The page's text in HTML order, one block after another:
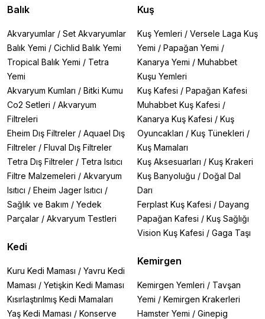
Balık
Akvaryumlar / Set Akvaryumlar
Balık Yemi / Cichlid Balık Yemi
Tropical Balık Yemi / Tetra
Yemi
Akvaryum Kumları / Bitki Kumu
Co2 Setleri / Akvaryum
Filtreleri
Eheim Dış Filtreler / Aquael Dış
Filtreler / Fluval Dış Filtreler
Tetra Dış Filtreler / Tetra Isıtıcı
Filtre Malzemeleri / Akvaryum
Isıtıcı / Eheim Jager Isıtıcı /
Sağlık ve Bakım / Yedek
Parçalar / Akvaryum Testleri
Kedi
Kuru Kedi Maması / Yavru Kedi
Maması / Yetişkin Kedi Maması
Kısırlaştırılmış Kedi Mamaları
Yaş Kedi Maması / Konserve
Kuş
Kuş Yemleri / Versele Laga Kuş
Yemi / Papağan Yemi /
Kanarya Yemi / Muhabbet
Kuşu Yemleri
Kuş Kafesi / Papağan Kafesi
Muhabbet Kuş Kafesi /
Kanarya Kuş Kafesi / Kuş
Oyuncakları / Kuş Tünekleri /
Kuş Mamaları
Kuş Aksesuarları / Kuş Krakeri
Kuş Banyoluğu / Doğal Dal
Darı
Ferplast Kuş Kafesi / Dayang
Papağan Kafesi / Kuş Sağlığı
Vision Kuş Kafesi / Gaga Taşı
Kemirgen
Kemirgen Yemleri / Tavşan
Yemi / Kemirgen Krakerleri
Hamster Yemi / Ginepig